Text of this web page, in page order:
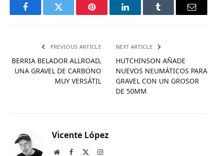
FacebookTwitter Pinterest LinkedInTumblr Email
PREVIOUS ARTICLE
BERRIA BELADOR ALLROAD,
UNA GRAVEL DE CARBONO
MUY VERSÁTIL
NEXT ARTICLE
HUTCHINSON AÑADE
NUEVOS NEUMÁTICOS PARA
GRAVEL CON UN GROSOR
DE 50MM
Vicente López
WebsiteFacebook Instagram